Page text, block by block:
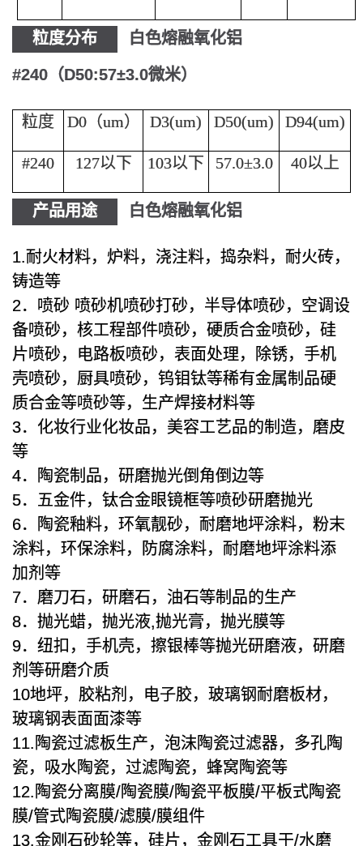
粒度分布 白色熔融氧化铝
#240（D50:57±3.0微米）
粒度 D0（um） D3(um) D50(um) D94(um)
#240 127以下 103以下 57.0±3.0 40以上
产品用途 白色熔融氧化铝
1.耐火材料，炉料，浇注料，捣杂料，耐火砖，
铸造等
2．喷砂 喷砂机喷砂打砂，半导体喷砂，空调设
备喷砂，核工程部件喷砂，硬质合金喷砂，硅
片喷砂，电路板喷砂，表面处理，除锈，手机
壳喷砂，厨具喷砂，钨钼钛等稀有金属制品硬
质合金等喷砂等，生产焊接材料等
3．化妆行业化妆品，美容工艺品的制造，磨皮
等
4．陶瓷制品，研磨抛光倒角倒边等
5．五金件，钛合金眼镜框等喷砂研磨抛光
6．陶瓷釉料，环氧靓砂，耐磨地坪涂料，粉末
涂料，环保涂料，防腐涂料，耐磨地坪涂料添
加剂等
7．磨刀石，研磨石，油石等制品的生产
8．抛光蜡，抛光液,抛光膏，抛光膜等
9．纽扣，手机壳，擦银棒等抛光研磨液，研磨
剂等研磨介质
10地坪，胶粘剂，电子胶，玻璃钢耐磨板材，
玻璃钢表面面漆等
11.陶瓷过滤板生产，泡沫陶瓷过滤器，多孔陶
瓷，吸水陶瓷，过滤陶瓷，蜂窝陶瓷等
12.陶瓷分离膜/陶瓷膜/陶瓷平板膜/平板式陶瓷
膜/管式陶瓷膜/滤膜/膜组件
13.金刚石砂轮等，硅片，金刚石工具干/水磨